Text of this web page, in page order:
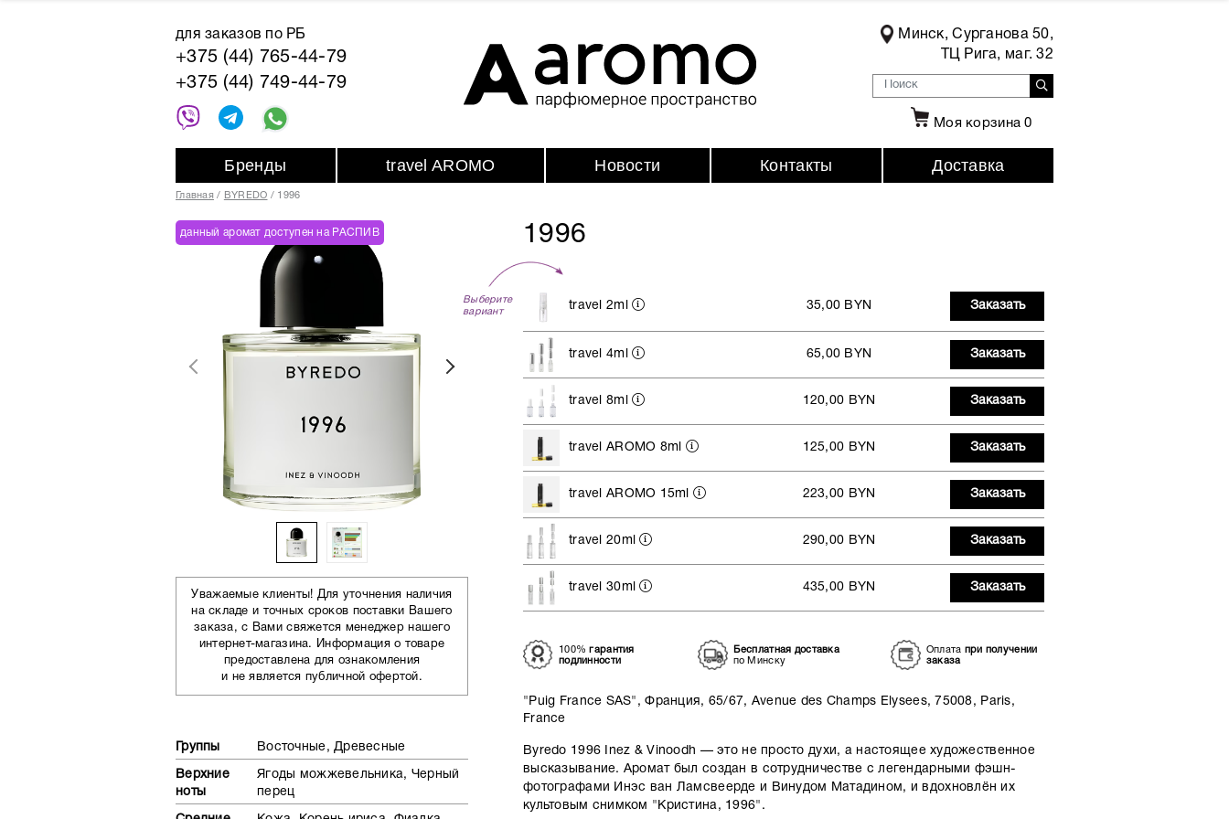
для заказов по РБ
+375 (44) 765-44-79
+375 (44) 749-44-79
Минск, Сурганова 50,
ТЦ Рига, маг. 32
Моя корзина0
Бренды travel AROMO Новости Контакты Доставка
Главная BYREDO 1996
1996
данный аромат доступен на РАСПИВ
Уважаемые клиенты! Для уточнения наличия
на складе и точных сроков поставки Вашего
заказа, с Вами свяжется менеджер нашего
интернет-магазина. Информация о товаре
предоставлена для ознакомления
и не является публичной офертой.
Группы Восточные, Древесные
Верхние
ноты
Ягоды можжевельника, Черный
перец
Выберите
вариант
travel 2ml 35,00 BYN Заказать
travel 4ml 65,00 BYN Заказать
travel 8ml 120,00 BYN Заказать
travel AROMO 8ml 125,00 BYN Заказать
travel AROMO 15ml 223,00 BYN Заказать
travel 20ml 290,00 BYN Заказать
travel 30ml 435,00 BYN Заказать
100%гарантия
подлинности
Бесплатная доставка
по Минску
Оплата при получении
заказа
"Puig France SAS", Франция, 65/67, Avenue des Champs Elysees, 75008, Paris,
France
Byredo 1996 Inez & Vinoodh — это не просто духи, а настоящее художественное
высказывание. Аромат был создан в сотрудничестве с легендарными фэшн-
фотографами Инэс ван Ламсвеерде и Винудом Матадином, и вдохновлён их
культовым снимком "Кристина, 1996".